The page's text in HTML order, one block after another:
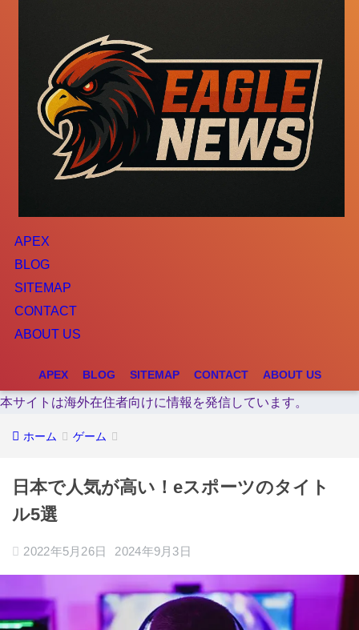
APEX
BLOG
SITEMAP
CONTACT
ABOUT US
APEX BLOG SITEMAP CONTACT ABOUT US
本サイトは海外在住者向けに情報を発信しています。
ホーム ゲーム
日本で人気が高い！eスポーツのタイト
ル5選
2022年5月26日 2024年9月3日